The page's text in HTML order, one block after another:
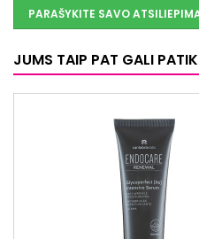
PARAŠYKITE SAVO
JUMS TAIP PAT GALI